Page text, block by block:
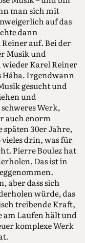
man sich mit
auf das
dann
auf. Bei der
Musik und
Karel Reiner
Hába. Irgendwann
gesucht und
und
Werk,
auch enorm
30er Jahre,
drin, was für
Pierre Boulez hat
Das ist in
aber dass sich
würde, das
treibende Kraft,
am Laufen hält und
komplexe Werk